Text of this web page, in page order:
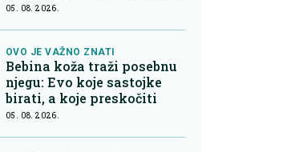
05. 08. 2026.
OVO JE VAŽNO ZNATI
Bebina koža traži posebnu
njegu: Evo koje sastojke
birati, a koje preskočiti
05. 08. 2026.